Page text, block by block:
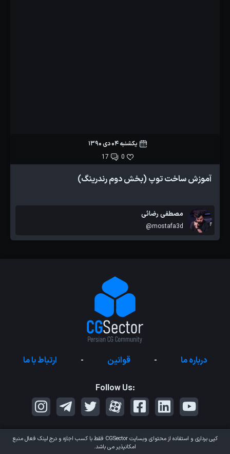
یکشنبه 04 دی 1390
0
17
آموزش ساخت توپ (بخش دوم رندرینگ)
مصطفی رضائی
@mostafa3d
درباره ما - قوانین - ارتباط با ما
Follow Us:
کپی برداری و استفاده از محتوای وبسایتCGSector فقط با کسب اجازه و درج لینک فعال منبع
امکانپذیر می باشد.